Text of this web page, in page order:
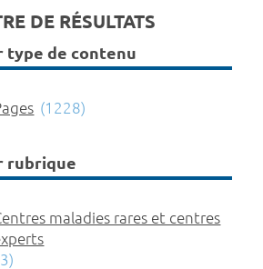
DE RÉSULTATS
type de contenu
(1228)
rubrique
maladies rares et centres